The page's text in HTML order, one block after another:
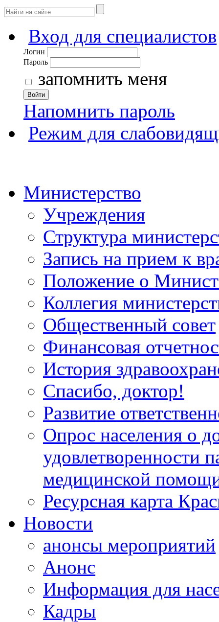
Вход для специалистов
Логин
Пароль
запомнить меня
Войти
Напомнить пароль
Режим для
Министерство
Учреждения
Структура
Запись на прием к
Положение о
Коллегия
Общественный совет
Финансовая
История
Спасибо, доктор!
Развитие
Опрос населения о
удовлетворенности
медицинской
Ресурсная карта
Новости
анонсы мероприятий
Анонс
Информация для
Кадры